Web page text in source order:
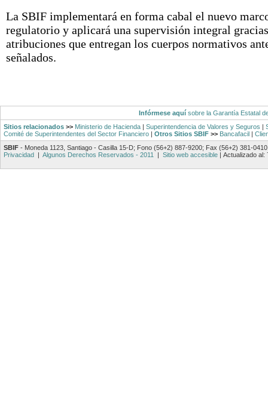
La SBIF implementará en forma cabal el nuevo
regulatorio y aplicará una supervisión integral
atribuciones que entregan los cuerpos normativos
señalados.
Infórmese aquísobre la Garantía Estatal
Sitios relacionados >> Ministerio de Hacienda | Superintendencia de Valores y Seguros |
Comité de Superintendentes del Sector Financiero | Otros Sitios SBIF >> Bancafacil |
SBIF - Moneda 1123, Santiago - Casilla 15-D; Fono (56+2) 887-9200; Fax (56+2) 381-0410
Privacidad | Algunos Derechos Reservados - 2011 | Sitio web accesible | Actualizado al: